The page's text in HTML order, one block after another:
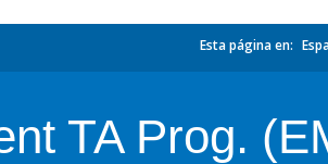
Esta página en:
TA Prog.